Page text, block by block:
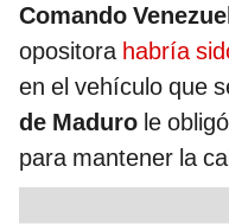
Comando
opositora habría
en el vehículo que
de Maduro le
para mantener la